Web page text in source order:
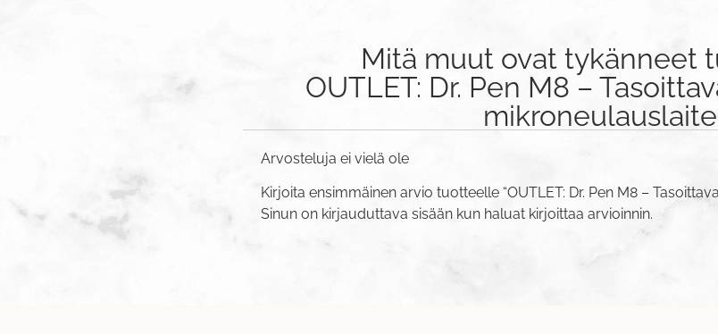
Mitä muut ovat tykänneet
OUTLET: Dr. Pen M8 –
mikroneulauslaite
Arvosteluja ei vielä ole
Kirjoita ensimmäinen arvio tuotteelle “OUTLET: Dr. Pen M8 –
Sinun on kirjauduttava sisään kun haluat kirjoittaa arvioinnin.